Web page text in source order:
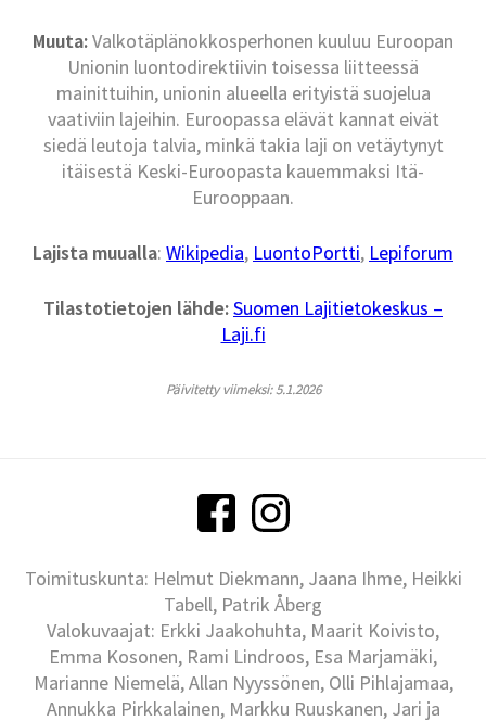
Muuta:Valkotäplänokkosperhonen kuuluu Euroopan
Unionin luontodirektiivin toisessa liitteessä
mainittuihin, unionin alueella erityistä suojelua
vaativiin lajeihin. Euroopassa elävät kannat eivät
siedä leutoja talvia, minkä takia laji on vetäytynyt
itäisestä Keski-Euroopasta kauemmaksi Itä-
Eurooppaan.
Lajista muualla: Wikipedia, LuontoPortti, Lepiforum
Tilastotietojen lähde:Suomen Lajitietokeskus –
Laji.fi
Päivitetty viimeksi: 5.1.2026
Toimituskunta: Helmut Diekmann, Jaana Ihme, Heikki
Tabell, Patrik Åberg
Valokuvaajat: Erkki Jaakohuhta, Maarit Koivisto,
Emma Kosonen, Rami Lindroos, Esa Marjamäki,
Marianne Niemelä, Allan Nyyssönen, Olli Pihlajamaa,
Annukka Pirkkalainen, Markku Ruuskanen, Jari ja